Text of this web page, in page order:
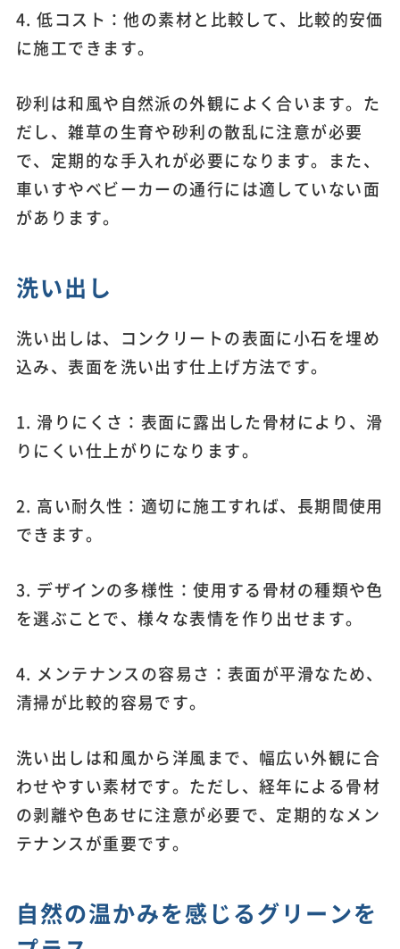
4. 低コスト：他の素材と比較して、比較的安価
に施工できます。
砂利は和風や自然派の外観によく合います。た
だし、雑草の生育や砂利の散乱に注意が必要
で、定期的な手入れが必要になります。また、
車いすやベビーカーの通行には適していない面
があります。
洗い出し
洗い出しは、コンクリートの表面に小石を埋め
込み、表面を洗い出す仕上げ方法です。
1. 滑りにくさ：表面に露出した骨材により、滑
りにくい仕上がりになります。
2. 高い耐久性：適切に施工すれば、長期間使用
できます。
3. デザインの多様性：使用する骨材の種類や色
を選ぶことで、様々な表情を作り出せます。
4. メンテナンスの容易さ：表面が平滑なため、
清掃が比較的容易です。
洗い出しは和風から洋風まで、幅広い外観に合
わせやすい素材です。ただし、経年による骨材
の剥離や色あせに注意が必要で、定期的なメン
テナンスが重要です。
自然の温かみを感じるグリーンを